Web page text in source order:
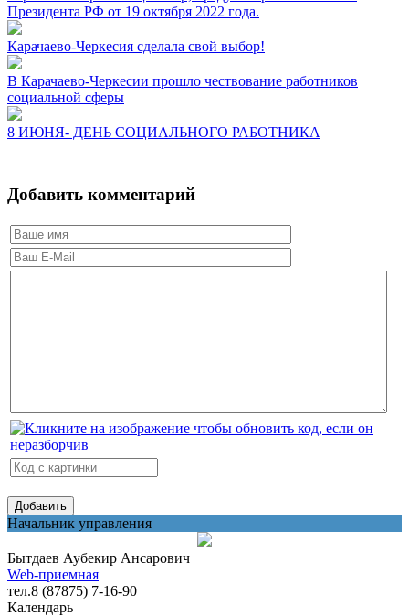
Президента РФ от 19 октября 2022 года.
Карачаево-Черкесия сделала свой выбор!
В Карачаево-Черкесии прошло чествование работников
социальной сферы
8 ИЮНЯ- ДЕНЬ СОЦИАЛЬНОГО РАБОТНИКА
Добавить комментарий
Начальник управления
Бытдаев Аубекир Ансарович
Web-приемная
тел.8 (87875) 7-16-90
Календарь